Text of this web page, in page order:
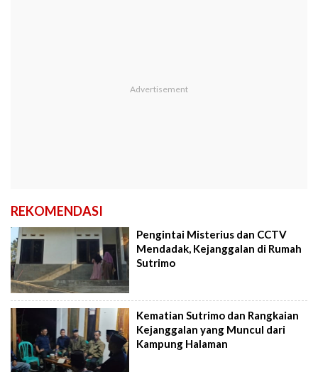
REKOMENDASI
Pengintai Misterius dan CCTV
Mendadak, Kejanggalan di Rumah
Sutrimo
Kematian Sutrimo dan Rangkaian
Kejanggalan yang Muncul dari
Kampung Halaman